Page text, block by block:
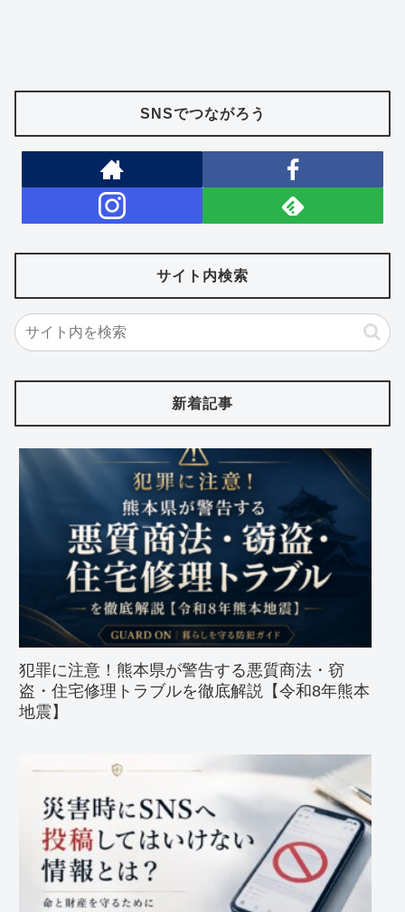
SNSでつながろう
サイト内検索
新着記事
犯罪に注意！熊本県が警告する悪質商法・窃
盗・住宅修理トラブルを徹底解説【令和8年熊本
地震】